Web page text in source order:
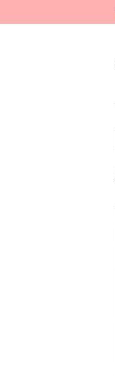
ai